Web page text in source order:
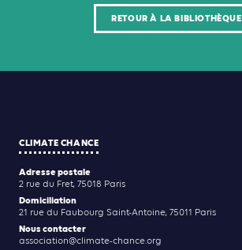
RETOUR À LA BIBLIOTHÈQUE
CLIMATE CHANCE
Adresse postale
2 rue du Fret, 75018 Paris
Domiciliation
21 rue du Faubourg Saint-Antoine, 75011 Paris
Nous contacter
association@climate-chance.org